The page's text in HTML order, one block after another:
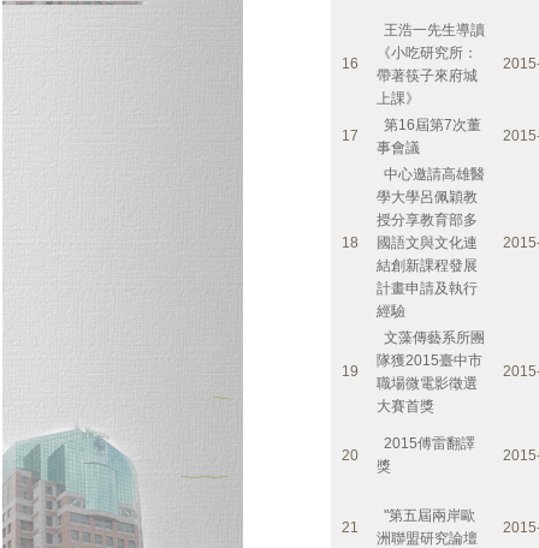
16
王浩一先生導讀
《小吃研究所：
帶著筷子來府城
上課》
17
第16屆第7次董
事會議
18
中心邀請高雄醫
學大學呂佩穎教
授分享教育部多
國語文與文化連
結創新課程發展
計畫申請及執行
經驗
19
文藻傳藝系所團
隊獲2015臺中市
職場微電影徵選
大賽首獎
20
2015傅雷翻譯
獎
21
"第五屆兩岸歐
洲聯盟研究論壇